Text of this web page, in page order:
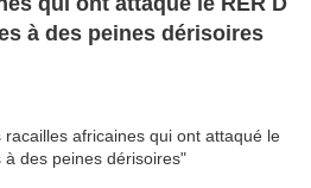
à des peines dérisoires